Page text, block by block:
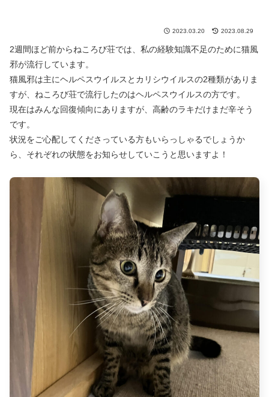
2023.03.20 2023.08.29
2週間ほど前からねころび荘では、私の経験知識不足のために猫風
邪が流行しています。
猫風邪は主にヘルペスウイルスとカリシウイルスの2種類がありま
すが、ねころび荘で流行したのはヘルペスウイルスの方です。
現在はみんな回復傾向にありますが、高齢のラキだけまだ辛そう
です。
状況をご心配してくださっている方もいらっしゃるでしょうか
ら、それぞれの状態をお知らせしていこうと思いますよ！